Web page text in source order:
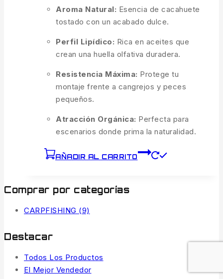
Aroma Natural: Esencia de cacahuete
tostado con un acabado dulce.
Perfil Lipídico: Rica en aceites que
crean una huella olfativa duradera.
Resistencia Máxima: Protege tu
montaje frente a cangrejos y peces
pequeños.
Atracción Orgánica: Perfecta para
escenarios donde prima la naturalidad.
AÑADIR AL CARRITO
Comprar por categorías
CARPFISHING (9)
Destacar
Todos Los Productos
El Mejor Vendedor